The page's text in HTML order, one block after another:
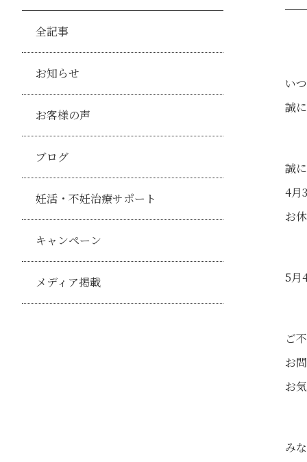
全記事
お知らせ
お客様の声
ブログ
妊活・不妊治療サポート
キャンペーン
メディア掲載
い
誠
誠
4月
お
5月
ご
お
お
み